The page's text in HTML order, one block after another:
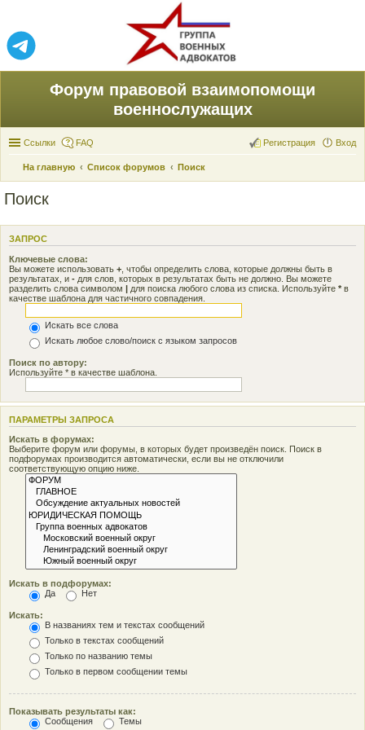
Форум правовой взаимопомощи
военнослужащих
Ссылки FAQ Вход
Регистрация
На главную Список форумов Поиск
Поиск
ЗАПРОС
Ключевые слова:
Вы можете использовать + , чтобы определить слова, которые должны быть в
результатах, и - для слов, которых в результатах быть не должно. Вы можете
разделить слова символом | для поиска любого слова из списка. Используйте * в
качестве шаблона для частичного совпадения.
Искать все слова
Искать любое слово/поиск с языком запросов
Поиск по автору:
Используйте * в качестве шаблона.
ПАРАМЕТРЫ ЗАПРОСА
Искать в форумах:
Выберите форум или форумы, в которых будет произведён поиск. Поиск в
подфорумах производится автоматически, если вы не отключили
соответствующую опцию ниже.
Искать в подфорумах:
Да
Нет
Искать:
В названиях тем и текстах сообщений
Только в текстах сообщений
Только по названию темы
Только в первом сообщении темы
Показывать результаты как:
Сообщения
Темы